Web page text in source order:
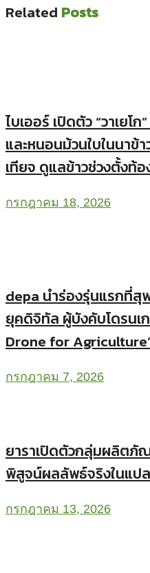
Related Posts
ไบเออร์ เปิดตัว “วาเย
และหนอนม้วนใบในนาข้
เทียจ ดูแลข้าวช่วงตั้งท้
กรกฎาคม 18, 2026
depa นำร่องรุ่นแรกที่สุ
ยุคดิจิทัล ผู้บังคับโดรนเ
Drone for
กรกฎาคม 7, 2026
ยาราเปิดตัวกลุ่มผลิตภั
พิสูจน์ผลลัพธ์จริงในแป
กรกฎาคม 13, 2026